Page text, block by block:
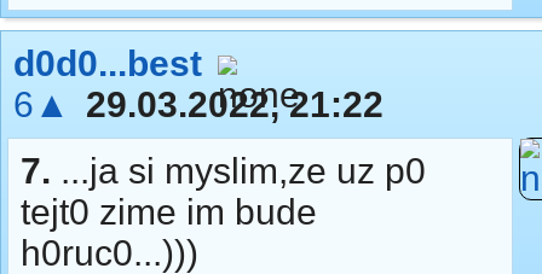
d0d0...best
6▲
29.03.2022, 21:22
7. ...ja si myslim,ze uz p0
tejt0 zime im bude
h0ruc0...)))